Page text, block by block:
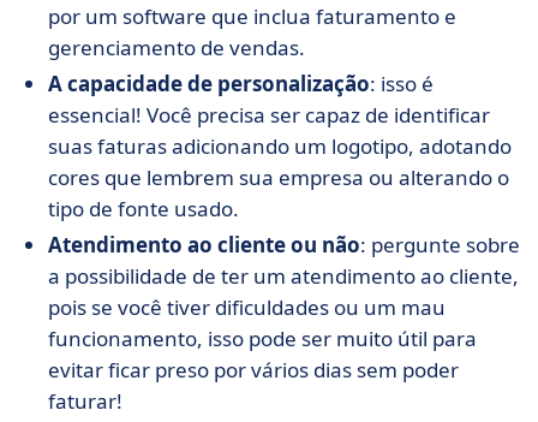
por um software que inclua faturamento e
gerenciamento de vendas.
A capacidade de personalização: isso é
essencial! Você precisa ser capaz de identificar
suas faturas adicionando um logotipo, adotando
cores que lembrem sua empresa ou alterando o
tipo de fonte usado.
Atendimento ao cliente ou não: pergunte sobre
a possibilidade de ter um atendimento ao cliente,
pois se você tiver dificuldades ou um mau
funcionamento, isso pode ser muito útil para
evitar ficar preso por vários dias sem poder
faturar!